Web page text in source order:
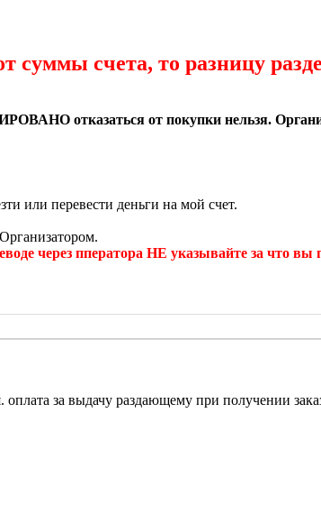
суммы счета, то разницу
отказаться от покупки нельзя.
или перевести деньги на мой счет.
пператора НЕ указывайте за что вы
за выдачу раздающему при получении